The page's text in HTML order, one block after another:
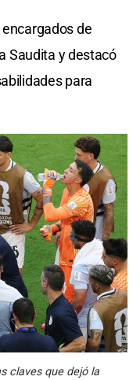
de
Saudita y destacó
para
claves que dejó la